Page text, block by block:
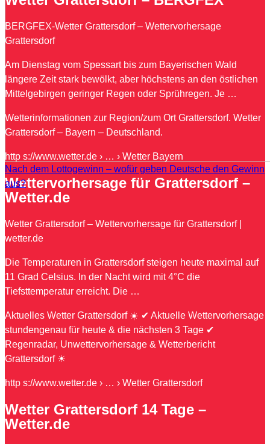
Nach dem Lottogewinn – wofür geben Deutsche den Gewinn
aus?
BERGFEX-Wetter Grattersdorf – Wettervorhersage
Grattersdorf
Am Dienstag vom Spessart bis zum Bayerischen Wald
längere Zeit stark bewölkt, aber höchstens an den östlichen
Mittelgebirgen geringer Regen oder Sprühregen. Je …
Wetterinformationen zur Region/zum Ort Grattersdorf. Wetter
Grattersdorf – Bayern – Deutschland.
http s://www.wetter.de › … › Wetter Bayern
Wettervorhersage für Grattersdorf –
Wetter.de
Wetter Grattersdorf – Wettervorhersage für Grattersdorf |
wetter.de
Die Temperaturen in Grattersdorf steigen heute maximal auf
11 Grad Celsius. In der Nacht wird mit 4°C die
Tiefsttemperatur erreicht. Die …
Aktuelles Wetter Grattersdorf ☀️ ✔ Aktuelle Wettervorhersage
stundengenau für heute & die nächsten 3 Tage ✔
Regenradar, Unwettervorhersage & Wetterbericht
Grattersdorf ☀
http s://www.wetter.de › … › Wetter Grattersdorf
Wetter Grattersdorf 14 Tage –
Wetter.de